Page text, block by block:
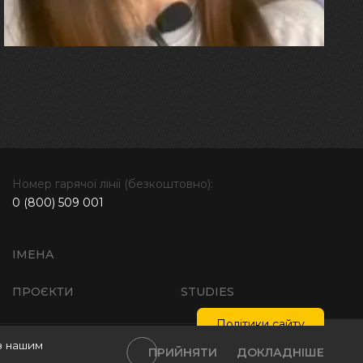
далі"
ІМЕНА
ПРОЄКТИ STUDIES
Номер гарячої лінії (безкоштовно):
0 (800) 509 001
обробки персональних даних Інтелектуальна власність
нашим
ПРИЙНЯТИ ДОКЛАДНІШЕ
Політики сайту